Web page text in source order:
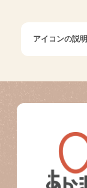
アイコンの説明